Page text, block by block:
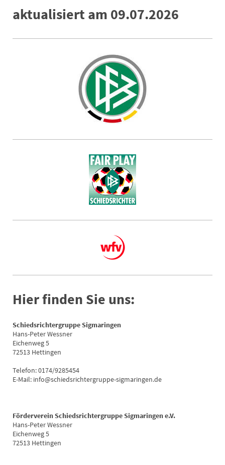
aktualisiert am 09.07.2026
Hier finden Sie uns:
Schiedsrichtergruppe Sigmaringen
Hans-Peter Wessner
Eichenweg 5
72513 Hettingen
Telefon: 0174/9285454
E-Mail: info@schiedsrichtergruppe-sigmaringen.de
Förderverein Schiedsrichtergruppe Sigmaringen e.V.
Hans-Peter Wessner
Eichenweg 5
72513 Hettingen